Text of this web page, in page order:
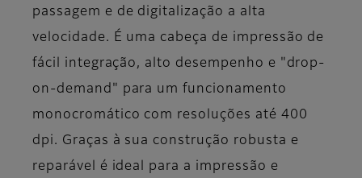
passagem e de digitalização a alta
velocidade. É uma cabeça de impressão de
fácil integração, alto desempenho e "drop-
on-demand" para um funcionamento
monocromático com resoluções até 400
dpi. Graças à sua construção robusta e
reparável é ideal para a impressão e